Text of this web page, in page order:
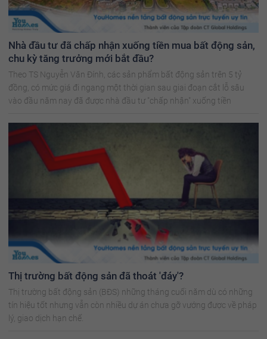
Nhà đầu tư đã chấp nhận xuống tiền mua bất động sản,
chu kỳ tăng trưởng mới bắt đầu?
Theo TS Nguyễn Văn Đính, các sản phẩm bất động sản trên 5 tỷ
đồng, có mức giá đi ngang một thời gian sau giai đoạn cắt lỗ sâu
vào đầu năm nay đã được nhà đầu tư "chấp nhận" xuống tiền
Thị trường bất động sản đã thoát 'đáy'?
Thị trường bất động sản (BĐS) những tháng cuối năm dù có những
tín hiệu tốt nhưng vẫn còn nhiều dự án chưa gỡ vướng được về pháp
lý, giao dịch hạn chế.